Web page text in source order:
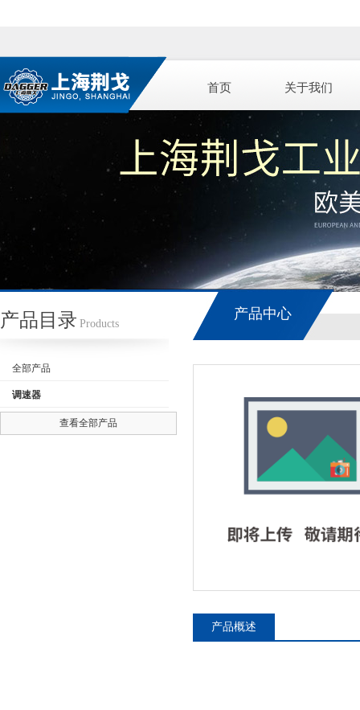
首页 关于我们
产品目录 Products
全部产品
调速器
查看全部产品
产品中心
产品概述